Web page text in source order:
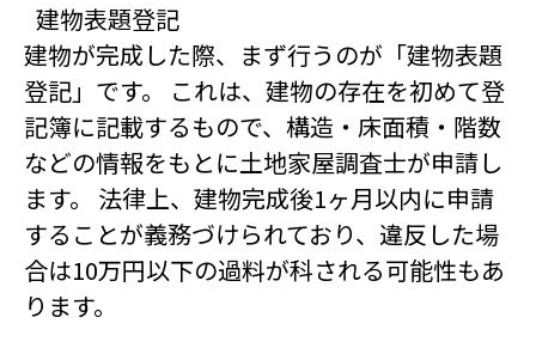
建物表題登記
建物が完成した際、まず行うのが「建物表題
登記」です。 これは、建物の存在を初めて登
記簿に記載するもので、構造・床面積・階数
などの情報をもとに土地家屋調査士が申請し
ます。 法律上、建物完成後1ヶ月以内に申請
することが義務づけられており、違反した場
合は10万円以下の過料が科される可能性もあ
ります。